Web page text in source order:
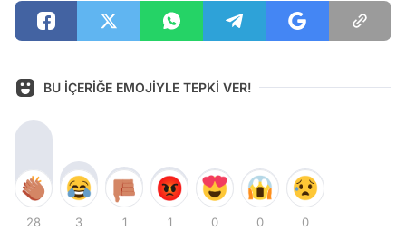
BU İÇERİĞE EMOJİYLE TEPKİ VER!
28 3 1 1 0 0 0